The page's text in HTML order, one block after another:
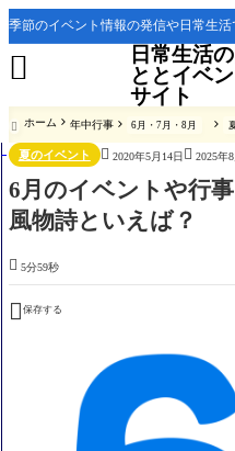
日常生活
ととイベ
サイト

 ホーム 年中行事 6月・7月・8月
夏のイベント  2020年5月14日  2025年
6月のイベントや行
風物詩といえば？
 5分59秒
 保存する